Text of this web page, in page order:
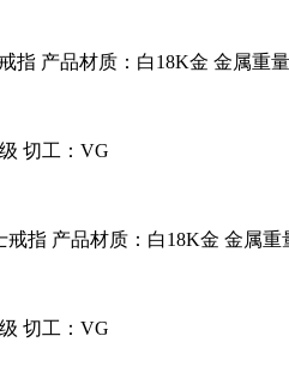
指 产品材质： 白18K金 金属重量
切工： VG
戒指 产品材质： 白18K金 金属重
切工： VG